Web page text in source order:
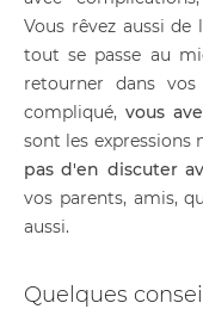
Vous rêvez aussi
tout se passe au
retourner dans
compliqué,vous
sont les expressions
pas d'en discuter
vos parents, amis,
aussi.
Quelques